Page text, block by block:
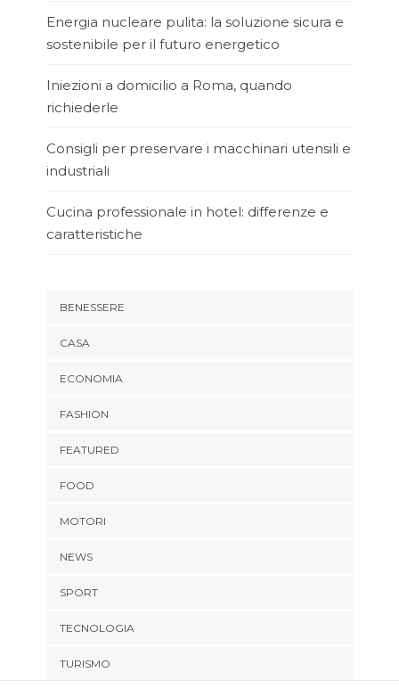
Energia nucleare pulita: la soluzione sicura e
sostenibile per il futuro energetico
Iniezioni a domicilio a Roma, quando
richiederle
Consigli per preservare i macchinari utensili e
industriali
Cucina professionale in hotel: differenze e
caratteristiche
BENESSERE
CASA
ECONOMIA
FASHION
FEATURED
FOOD
MOTORI
NEWS
SPORT
TECNOLOGIA
TURISMO